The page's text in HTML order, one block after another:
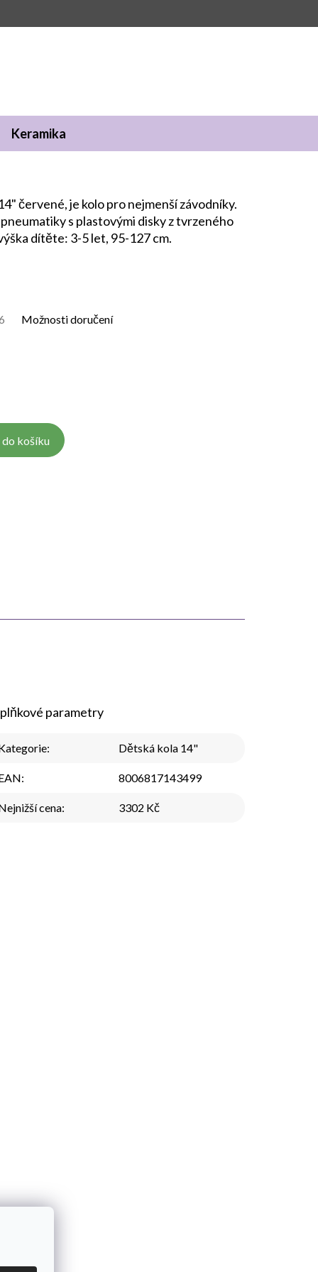
Keramika
Možnosti doručení
košíku
červené, je kolo pro nejmenší závodníky.
s plastovými disky z tvrzeného
dítěte: 3-5 let, 95-127 cm.
parametry
: Dětská kola 14"
: 8006817143499
cena: 3302 Kč